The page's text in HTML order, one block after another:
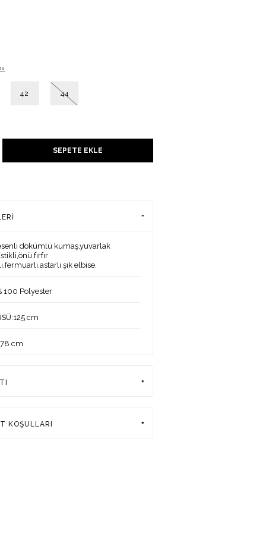
42 44
SEPETE EKLE
dökümlü kumaş,yuvarlak
fırfır
şık elbise.
100 Polyester
:125 cm
cm
KOŞULLARI